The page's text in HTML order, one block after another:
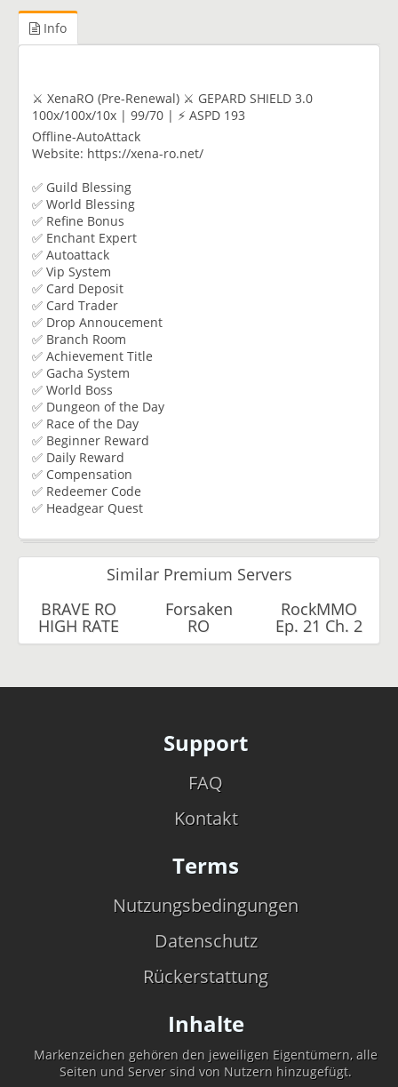
Info
⚔️ XenaRO (Pre-Renewal) ⚔️ GEPARD SHIELD 3.0
100x/100x/10x | 99/70 | ⚡ ASPD 193
Offline-AutoAttack
Website: https://xena-ro.net/
✅ Guild Blessing
✅ World Blessing
✅ Refine Bonus
✅ Enchant Expert
✅ Autoattack
✅ Vip System
✅ Card Deposit
✅ Card Trader
✅ Drop Annoucement
✅ Branch Room
✅ Achievement Title
✅ Gacha System
✅ World Boss
✅ Dungeon of the Day
✅ Race of the Day
✅ Beginner Reward
✅ Daily Reward
✅ Compensation
✅ Redeemer Code
✅ Headgear Quest
Similar Premium Servers
BRAVE RO
HIGH RATE
Forsaken
RO
RockMMO
Ep. 21 Ch. 2
Support
FAQ
Kontakt
Terms
Nutzungsbedingungen
Datenschutz
Rückerstattung
Inhalte
Markenzeichen gehören den jeweiligen Eigentümern, alle
Seiten und Server sind von Nutzern hinzugefügt.